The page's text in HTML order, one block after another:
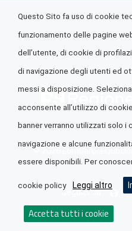
© 2026 Lombardia
Seguici su
Questo Sito fa uso di cookie
funzionamento delle pagine
dell’utente, di cookie di
di navigazione degli utenti ed
messi a disposizione.
acconsente all’utilizzo di
banner verranno utilizzati solo
navigazione e alcune
essere disponibili. Per
cookie policy Leggi altro
Accetta tutti i cookie